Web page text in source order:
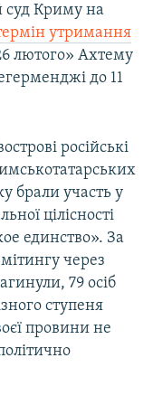
суд Криму на
утримання
лютого» Ахтему
до 11
російські
брали участь у
цілісності
единство». За
через
79 осіб
ступеня
провини не